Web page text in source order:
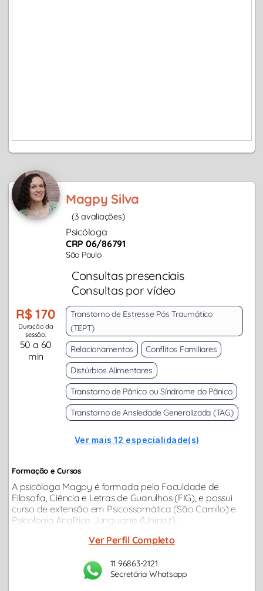
Magpy Silva
(3 avaliações)
Psicóloga
CRP 06/86791
São Paulo
Consultas presenciais
Consultas por vídeo
R$ 170
Duração da
sessão:
50 a 60
min
Transtorno de Estresse Pós Traumático
(TEPT)
Relacionamentos
Conflitos Familiares
Distúrbios Alimentares
Transtorno de Pânico ou Síndrome do Pânico
Transtorno de Ansiedade Generalizada (TAG)
Ver mais 12 especialidade(s)
Formação e Cursos
A psicóloga Magpy é formada pela Faculdade de
Filosofia, Ciência e Letras de Guarulhos (FIG), e possui
curso de extensão em Psicossomática (São Camilo) e
Psicologia Analítica Junguiana (Unipaz).
Ver Perfil Completo
11 96863-2121
Secretária Whatsapp